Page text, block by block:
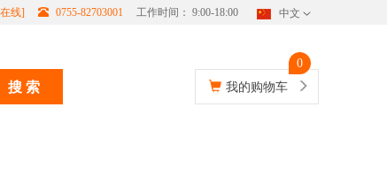
线] 0755-82703001 工作时间： 9:00-18:00 中文
搜 索
0
我的购物车